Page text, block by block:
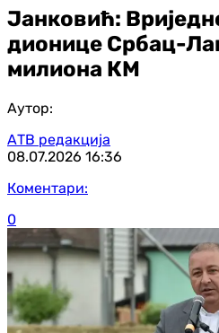
Јанковић:
дионице Србац-
милиона КМ
Аутор:
АТВ редакција
08.07.2026 16:36
Коментари:
0